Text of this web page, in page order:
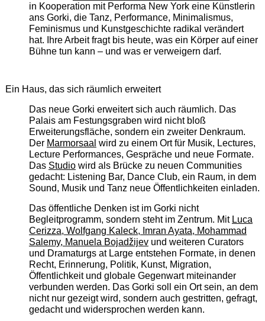
in Kooperation mit Performa New York eine Künstlerin
ans Gorki, die Tanz, Performance, Minimalismus,
Feminismus und Kunstgeschichte radikal verändert
hat. Ihre Arbeit fragt bis heute, was ein Körper auf einer
Bühne tun kann – und was er verweigern darf.
Ein Haus, das sich räumlich erweitert
Das neue Gorki erweitert sich auch räumlich. Das
Palais am Festungsgraben wird nicht bloß
Erweiterungsfläche, sondern ein zweiter Denkraum.
Der Marmorsaal wird zu einem Ort für Musik, Lectures,
Lecture Performances, Gespräche und neue Formate.
Das Studiowird als Brücke zu neuen Communities
gedacht: Listening Bar, Dance Club, ein Raum, in dem
Sound, Musik und Tanz neue Öffentlichkeiten einladen.
Das öffentliche Denken ist im Gorki nicht
Begleitprogramm, sondern steht im Zentrum. Mit Luca
Cerizza, Wolfgang Kaleck, Imran Ayata, Mohammad
Salemy, Manuela Bojadžijevund weiteren Curators
und Dramaturgs at Large entstehen Formate, in denen
Recht, Erinnerung, Politik, Kunst, Migration,
Öffentlichkeit und globale Gegenwart miteinander
verbunden werden. Das Gorki soll ein Ort sein, an dem
nicht nur gezeigt wird, sondern auch gestritten, gefragt,
gedacht und widersprochen werden kann.